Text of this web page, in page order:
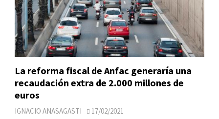
La reforma fiscal de Anfac generaría una
recaudación extra de 2.000 millones de
euros
IGNACIO ANASAGASTI 17/02/2021